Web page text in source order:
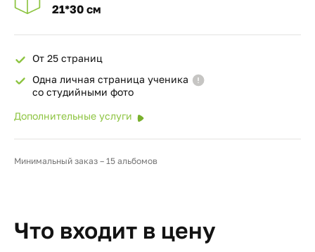
21*30 см
От 25 страниц
Одна личная страница ученика
со студийными фото
Дополнительные услуги
Минимальный заказ – 15 альбомов
Что входит в цену